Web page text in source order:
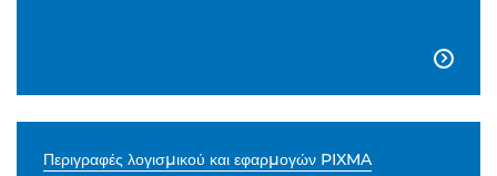

Περιγραφές λογισμικού και εφαρμογών PIXMA